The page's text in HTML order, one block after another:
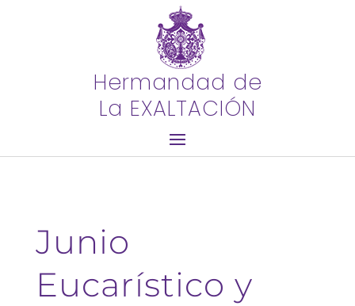
Hermandad de
La EXALTACIÓN
Junio
Eucarístico y